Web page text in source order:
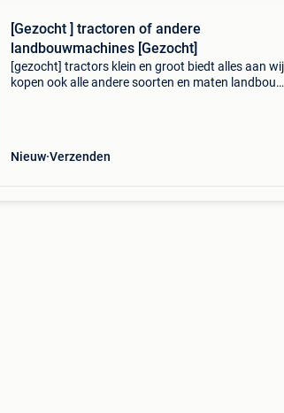
[Gezocht ] tractoren of andere
landbouwmachines [Gezocht]
[gezocht] tractors klein en groot biedt alles aan wij
kopen ook alle andere soorten en maten landbouw
Nieuw Verzenden